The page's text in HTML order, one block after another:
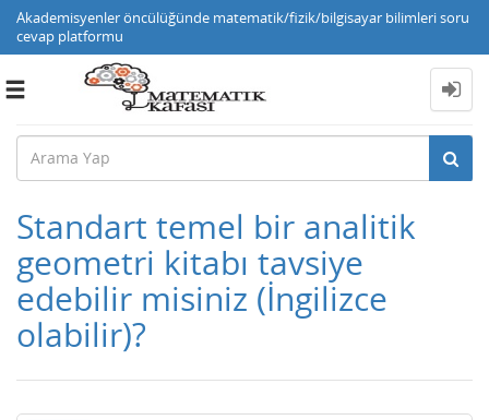
Akademisyenler öncülüğünde matematik/fizik/bilgisayar bilimleri soru
cevap platformu
Toggle
Standart temel bir analitik
geometri kitabı tavsiye
edebilir misiniz (İngilizce
olabilir)?